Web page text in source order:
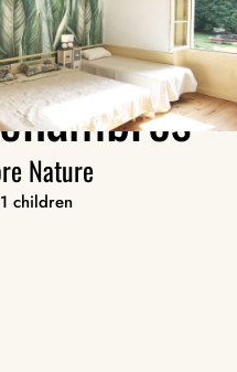
autres
Nature
1 children